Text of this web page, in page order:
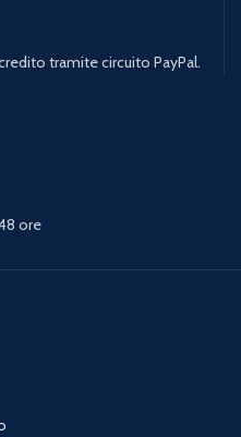
tramite circuito PayPal.
ore